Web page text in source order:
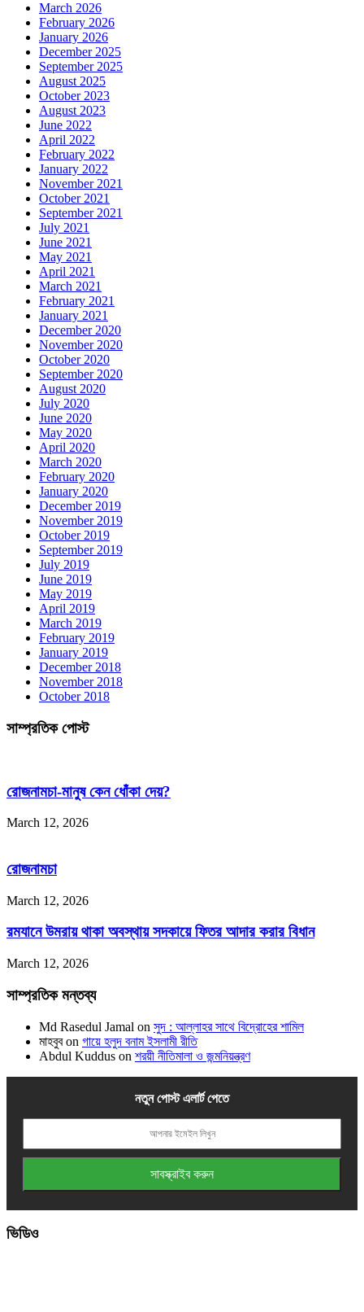
March 2026
February 2026
January 2026
December 2025
September 2025
August 2025
October 2023
August 2023
June 2022
April 2022
February 2022
January 2022
November 2021
October 2021
September 2021
July 2021
June 2021
May 2021
April 2021
March 2021
February 2021
January 2021
December 2020
November 2020
October 2020
September 2020
August 2020
July 2020
June 2020
May 2020
April 2020
March 2020
February 2020
January 2020
December 2019
November 2019
October 2019
September 2019
July 2019
June 2019
May 2019
April 2019
March 2019
February 2019
January 2019
December 2018
November 2018
October 2018
সাম্প্রতিক পোস্ট
রোজনামচা-মানুষ কেন ধোঁকা দেয়?
March 12, 2026
রোজনামচা
March 12, 2026
রমযানে উমরায় থাকা অবস্থায় সদকায়ে ফিতর আদার করার বিধান
March 12, 2026
সাম্প্রতিক মন্তব্য
Md Rasedul Jamal on সুদ : আল্লাহর সাথে বিদ্রোহের শামিল
মাহবুবon গায়ে হলুদ বনাম ইসলামী রীতি
Abdul Kuddus on শরয়ী নীতিমালা ও জন্মনিয়ন্ত্রণ
নতুন পোস্ট এলার্ট পেতে
ভিডিও